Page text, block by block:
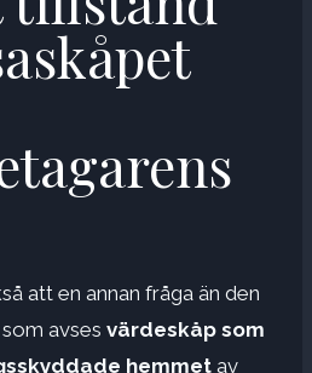
att en annan fråga än den
avses värdeskåp som
hemmet av